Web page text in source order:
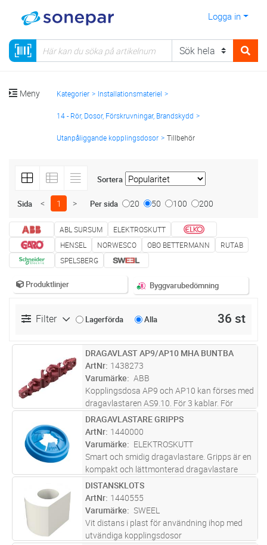
Logga in
Meny Kategorier Installationsmateriel
14 - Rör, Dosor, Förskruvningar, Brandskydd
Utanpåliggande kopplingsdosor Tillbehör
Sortera
Sida < 1 > Per sida 20 50 100 200
ABL SURSUM
ELEKTROSKUTT
HENSEL
NORWESCO OBO BETTERMANN
RUTAB
SPELSBERG
Produktlinjer Byggvarubedömning
Filter Lagerförda Alla 36 st
ST Lägg i kundvagn
DRAGAVLAST AP9/AP10 MHA BUNTBA
ArtNr 1438273
Varumärke
ABB
Kopplingsdosa AP9 och AP10 kan förses med
dragavlastaren AS9.10. För 3 kablar. För
kopplingsdosa AP9: 3 x 6-17 mm. För
kopplingsbox AP10: 1 x 6-19 mm
(mittenpositionen) och 2 x 6-12mm
(sidopositioner...läs mer
ST Lägg i kundvagn
DRAGAVLASTARE GRIPPS
ArtNr 1440000
Varumärke
ELEKTROSKUTT
Smart och smidig dragavlastare. Gripps är en
kompakt och lättmonterad dragavlastare
som passar de flesta dosor och tar minimalt
med plats. Den är designad för kablar med en
diameter mellan 6,5–12,5
ST Lägg i kundvagn
DISTANSKLOTS
ArtNr 1440555
Varumärke
SWEEL
Vit distans i plast för användning ihop med
utvändiga kopplingsdosor